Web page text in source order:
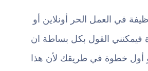
في العمل الحر أونلاين أو
فيمكنني القول بكل بساطة ان
خطوة في طريقك لأن هذا